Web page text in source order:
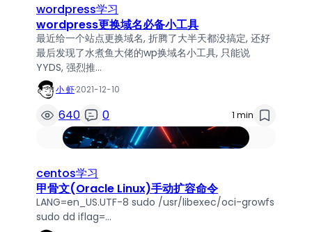
wordpress学习
wordpress更换域名必备小工具
最近给一个站点更换域名, 折腾了大半天都没搞定, 还好
最后发现了水煮鱼大佬的wp换域名小工具, 只能说
YYDS, 强烈推…
小 虾·2021-12-10
640 0 1 min
centos学习
甲骨文(Oracle Linux)手动扩容命令
LANG=en_US.UTF-8 sudo /usr/libexec/oci-growfs
sudo dd iflag=…